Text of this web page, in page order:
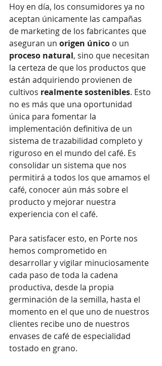
Hoy en día, los consumidores ya no
aceptan únicamente las campañas
de marketing de los fabricantes que
aseguran un origen único o un
proceso natural, sino que necesitan
la certeza de que los productos que
están adquiriendo provienen de
cultivos realmente sostenibles. Esto
no es más que una oportunidad
única para fomentar la
implementación definitiva de un
sistema de trazabilidad completo y
riguroso en el mundo del café. Es
consolidar un sistema que nos
permitirá a todos los que amamos el
café, conocer aún más sobre el
producto y mejorar nuestra
experiencia con el café.
Para satisfacer esto, en Porte nos
hemos comprometido en
desarrollar y vigilar minuciosamente
cada paso de toda la cadena
productiva, desde la propia
germinación de la semilla, hasta el
momento en el que uno de nuestros
clientes recibe uno de nuestros
envases de café de especialidad
tostado en grano.